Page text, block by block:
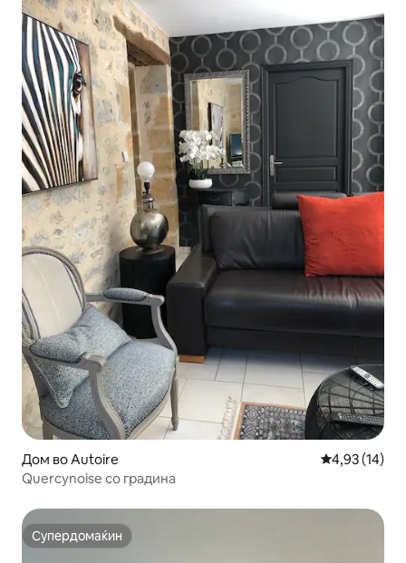
Дом во Autoire Просечна
4,93 (14)
Quercynoise со градина
Супердомаќин
Супердомаќин